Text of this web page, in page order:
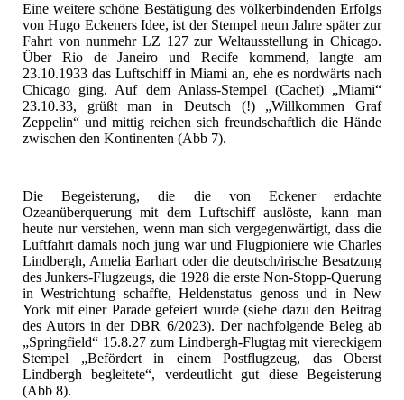
Eine weitere schöne Bestätigung des völkerbindenden Erfolgs
von Hugo Eckeners Idee, ist der Stempel neun Jahre später zur
Fahrt von nunmehr LZ 127 zur Weltausstellung in Chicago.
Über Rio de Janeiro und Recife kommend, langte am
23.10.1933 das Luftschiff in Miami an, ehe es nordwärts nach
Chicago ging. Auf dem Anlass-Stempel (Cachet) „Miami“
23.10.33, grüßt man in Deutsch (!) „Willkommen Graf
Zeppelin“ und mittig reichen sich freundschaftlich die Hände
zwischen den Kontinenten (Abb 7).
Die Begeisterung, die die von Eckener erdachte
Ozeanüberquerung mit dem Luftschiff auslöste, kann man
heute nur verstehen, wenn man sich vergegenwärtigt, dass die
Luftfahrt damals noch jung war und Flugpioniere wie Charles
Lindbergh, Amelia Earhart oder die deutsch/irische Besatzung
des Junkers-Flugzeugs, die 1928 die erste Non-Stopp-Querung
in Westrichtung schaffte, Heldenstatus genoss und in New
York mit einer Parade gefeiert wurde (siehe dazu den Beitrag
des Autors in der DBR 6/2023). Der nachfolgende Beleg ab
„Springfield“ 15.8.27 zum Lindbergh-Flugtag mit viereckigem
Stempel „Befördert in einem Postflugzeug, das Oberst
Lindbergh begleitete“, verdeutlicht gut diese Begeisterung
(Abb 8).